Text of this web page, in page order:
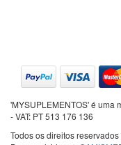
'MYSUPLEMENTOS' é uma
- VAT: PT 513 176 136
Todos os direitos